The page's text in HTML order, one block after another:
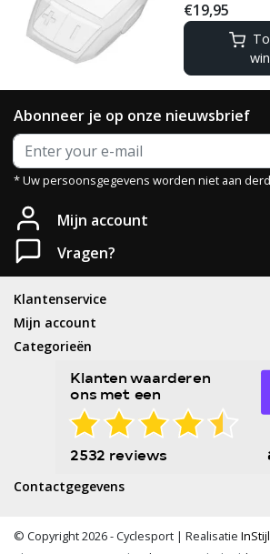
€19,95
Abonneer je op onze nieuwsbrief
* Uw persoonsgegevens worden niet aan
Mijn account
Vragen?
Klantenservice
Mijn account
Categorieën
Contactgegevens
© Copyright 2026 - Cyclesport | Realisatie